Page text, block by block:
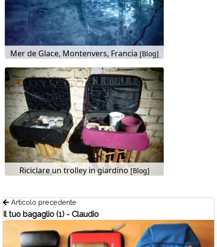
Mer de Glace, Montenvers, Francia [Blog]
Riciclare un trolley in giardino[Blog]
Articolo precedente
Il tuo bagaglio (1) - Claudio